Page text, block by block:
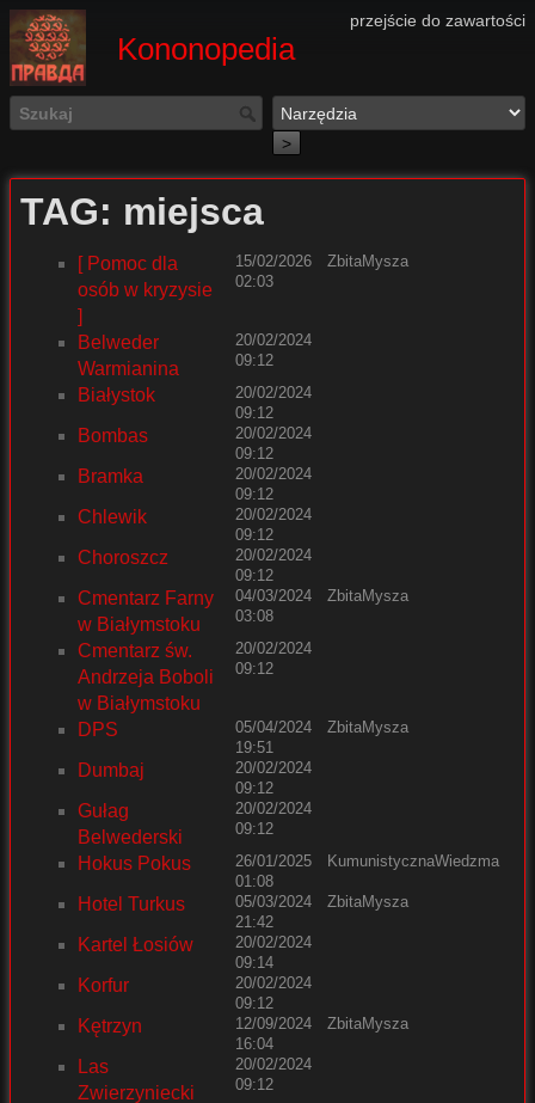
przejście do zawartości
Kononopedia
>
TAG: miejsca
[ Pomoc dla
osób w kryzysie
]
15/02/2026
02:03
ZbitaMysza
Belweder
Warmianina
20/02/2024
09:12
Białystok
20/02/2024
09:12
Bombas
20/02/2024
09:12
Bramka
20/02/2024
09:12
Chlewik
20/02/2024
09:12
Choroszcz
20/02/2024
09:12
Cmentarz Farny
w Białymstoku
04/03/2024
03:08
ZbitaMysza
Cmentarz św.
Andrzeja Boboli
w Białymstoku
20/02/2024
09:12
DPS
05/04/2024
19:51
ZbitaMysza
Dumbaj
20/02/2024
09:12
Gułag
Belwederski
20/02/2024
09:12
Hokus Pokus
26/01/2025
01:08
KumunistycznaWiedzma
Hotel Turkus
05/03/2024
21:42
ZbitaMysza
Kartel Łosiów
20/02/2024
09:14
Korfur
20/02/2024
09:12
Kętrzyn
12/09/2024
16:04
ZbitaMysza
Las
Zwierzyniecki
20/02/2024
09:12